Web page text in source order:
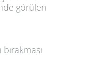
görülen
bırakması